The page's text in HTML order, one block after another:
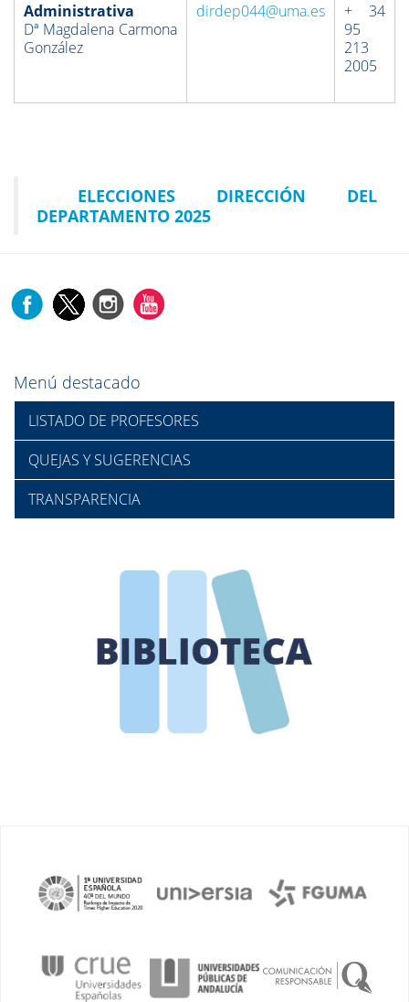
Administrativa
Dª Magdalena Carmona
González
dirdep044@uma.es
+ 34
95
213
2005
ELECCIONES DIRECCIÓN DEL
DEPARTAMENTO 2025
Menú destacado
LISTADO DE PROFESORES
QUEJAS Y SUGERENCIAS
TRANSPARENCIA